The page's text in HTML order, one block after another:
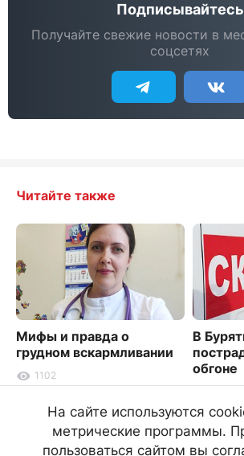
Подписывайтесь
Получайте свежие новости в
соцсетях
Читайте также
Мифы и правда о
грудном вскармливании
1102
В
обгоне
На сайте используются
метрические программы.
пользоваться сайтом вы